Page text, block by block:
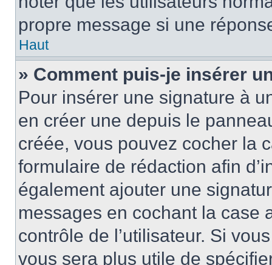
propre message si une
Haut
» Comment puis-je insérer
Pour insérer une signature à
en créer une depuis le
créée, vous pouvez cocher la
formulaire de rédaction afin
également ajouter une
messages en cochant la case
contrôle de l’utilisateur. Si
vous sera plus utile de